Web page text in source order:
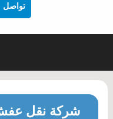
تواصل
شركة نقل